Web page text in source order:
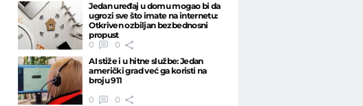
Jedan uređaj u domu mogao bi da
ugrozi sve što imate na internetu:
Otkriven ozbiljan bezbednosni
propust
0
0
AI stiže i u hitne službe: Jedan
američki grad već ga koristi na
broju 911
0
0